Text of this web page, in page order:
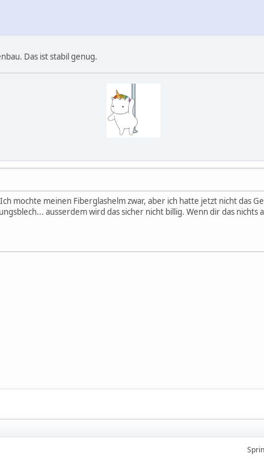
Das ist stabil genug.
mochte meinen Fiberglashelm zwar, aber ich hatte jetzt nicht das
ausserdem wird das sicher nicht billig. Wenn dir das nichts